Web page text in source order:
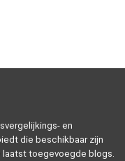
en
die beschikbaar zijn
laatst toegevoegde blogs.